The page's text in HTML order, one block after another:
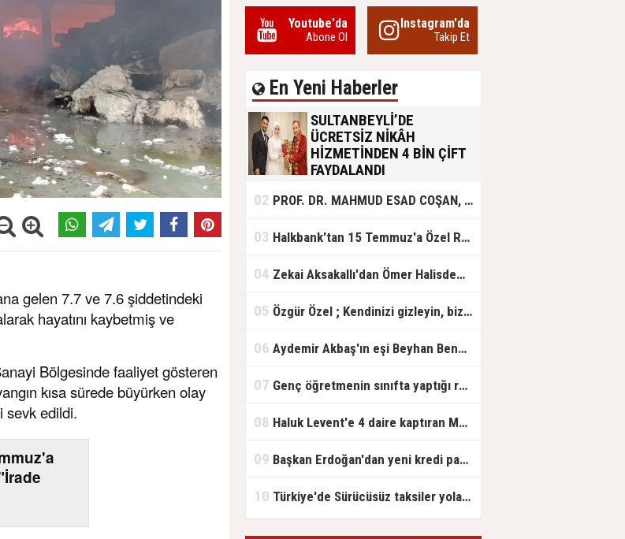
gelen 7.7 ve 7.6 şiddetindeki
hayatını kaybetmiş ve
Bölgesinde faaliyet gösteren
kısa sürede büyürken olay
sevk edildi.
Youtube'da
Abone Ol
Instagram'da
Takip Et
En Yeni Haberler
SULTANBEYLİ’DE
ÜCRETSİZ NİKÂH
HİZMETİNDEN 4 BİN ÇİFT
FAYDALANDI
olan gençlere destek amacıyla
başlattığı ücretsiz nikâh hizmetini
başlattıklarını belirten Sultanbeyli
ücretsiz hizmet vermenin
02 PROF. DR. MAHMUD ESAD COŞAN, DOĞUMUNUN HİCRÎ 91. YILINDA ELAZIĞ'DA YÂD EDİLECEK
03 Halkbank'tan 15 Temmuz'a Özel Reklam Filmi: "İrade Bizim, Zafer Bizim"
04 Zekai Aksakallı'dan Ömer Halisdemir'e 'vefa' ziyareti!
05 Özgür Özel ; Kendinizi gizleyin, bizden işaret bekleyin
06 Aydemir Akbaş'ın eşi Beyhan Benek Akbaş hayatını kaybetti
07 Genç öğretmenin sınıfta yaptığı rezil paylaşım
08 Haluk Levent'e 4 daire kaptıran Müteahhit soluğu savcılıkta aldı
09 Başkan Erdoğan'dan yeni kredi paketi müjdesi: 6 ay geri ödemesiz, 36 ay vadeli
10 Türkiye'de Sürücüsüz taksiler yola çıkmaya hazırlanıyor